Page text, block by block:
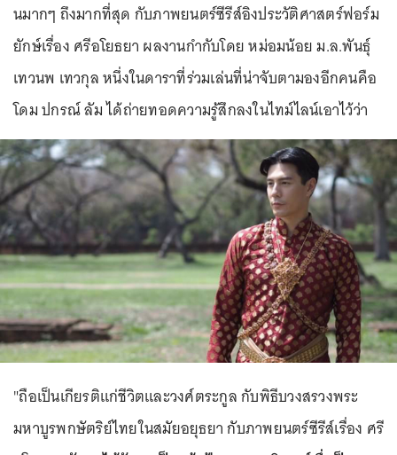
นมากๆ ถึงมากที่สุด กับภาพยนตร์ซีรีส์อิงประวัติศาสตร์ฟอร์ม
ยักษ์เรื่อง ศรีอโยธยา ผลงานกำกับโดย หม่อมน้อย ม.ล.พันธุ์
เทวนพ เทวกุล หนึ่งในดาราที่ร่วมเล่นที่น่าจับตามองอีกคนคือ
โดม ปกรณ์ ลัม ได้ถ่ายทอดความรู้สึกลงในไทม์ไลน์เอาไว้ว่า
"ถือเป็นเกียรติแก่ชีวิตและวงศ์ตระกูล กับพิธีบวงสรวงพระ
มหาบูรพกษัตริย์ไทยในสมัยอยุธยา กับภาพยนตร์ซีรีส์เรื่อง ศรี